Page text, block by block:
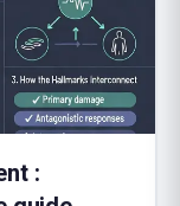
: